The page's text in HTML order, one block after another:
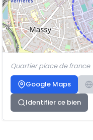
Quartier place de france
Google Maps
Identifier ce bien